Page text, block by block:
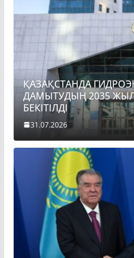
ҚАЗАҚСТАНДА
ДАМЫТУДЫҢ 2035
БЕКІТІЛДІ
31.07.2026